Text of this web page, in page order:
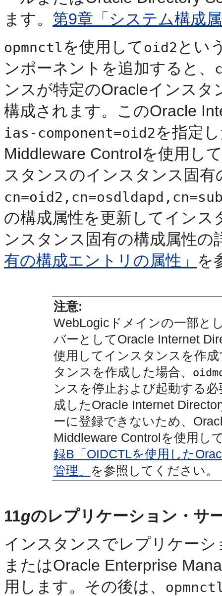
ます。 第9章「システム構成
opmnctlを使用してoid2 とい
ンポーネントを追加すると、
ンスが特定のOracleインス
構成されます。このOracle
ias-component=oid2を指定
Middleware Controlを使用し
スタンスのインスタンス固
の構成属性を更新してイン
ンスタンス固有の構成属性の
有の構成エントリの属性」 を
注意:
WebLogicドメインの一部と
バーとしてOracle Internet
使用してインスタンスを作
タンスを作成した場合、
ンスを停止および起動する
成したOracle Internet
ーに登録できないため、
Middleware Controlを使用し
録B「OIDCTLを使用した
管理」
を参照してください。
11gのレプリケーション・サ
インスタンスでレプリケー
またはOracle Enterprise
用します。その後は、